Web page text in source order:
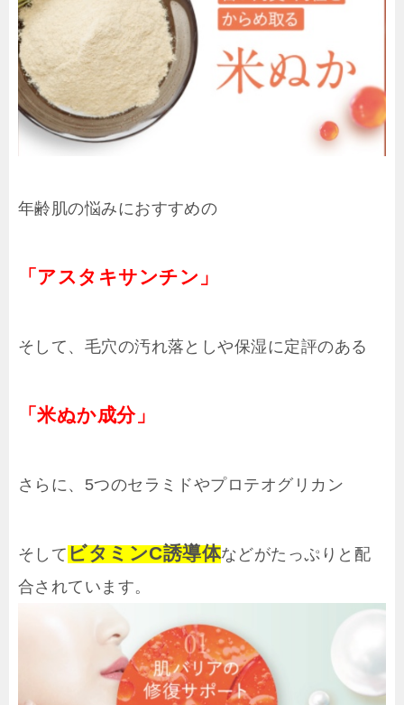
年齢肌の悩みにおすすめの
「アスタキサンチン」
そして、毛穴の汚れ落としや保湿に定評のある
「米ぬか成分」
さらに、5つのセラミドやプロテオグリカン
そして ビタミンC誘導体などがたっぷりと配
合されています。